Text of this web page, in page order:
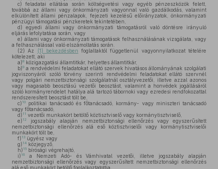
c) feladatai ellátása során költségvetési vagy egyéb pénzeszközök felett,
továbbá az állami vagy önkormányzati vagyonnal való gazdálkodás, valamint
elkülönített állami pénzalapok, fejezeti kezelésű előirányzatok, önkormányzati
pénzügyi támogatási pénzkeretek tekintetében,
d) egyedi állami vagy önkormányzati támogatásról való döntésre irányuló
eljárás lefolytatása során, vagy
e) állami vagy önkormányzati támogatások felhasználásának vizsgálata, vagy
a felhasználással való elszámoltatás során.
(2) Az (1) bekezdésben foglaltaktól függetlenül vagyonnyilatkozat tételére
kötelezett, aki
a)8 közigazgatási államtitkár, helyettes államtitkár,
b)9 a rendvédelmi feladatokat ellátó szervek hivatásos állományának szolgálati
jogviszonyáról szóló törvény szerinti rendvédelmi feladatokat ellátó szervnél
vagy polgári nemzetbiztonsági szolgálatnál osztályvezetői, illetve azzal azonos
vagy magasabb beosztású vezetői beosztást, valamint a honvédek jogállásáról
szóló kormányrendelet hatálya alá tartozó tábornoki vagy ezredesi rendfokozattal
rendszeresített beosztást tölt be,
c) 10
politikai tanácsadó és főtanácsadó, kormány- vagy miniszteri tanácsadó
vagy főtanácsadó,
d) 11 vezetői munkakört betöltő köztisztviselő vagy kormánytisztviselő,
e) 12
jogszabály alapján nemzetbiztonsági ellenőrzés vagy egyszerűsített
nemzetbiztonsági ellenőrzés alá eső köztisztviselői vagy kormánytisztviselői
munkakört tölt be,
f) 13 ügyész vagy
g) 14 közjegyző,
h) 15 bírósági végrehajtó,
i) 16
a Nemzeti Adó- és Vámhivatal vezetői, illetve jogszabály alapján
nemzetbiztonsági ellenőrzés vagy egyszerűsített nemzetbiztonsági ellenőrzés
alá eső munkakört betöltő foglalkoztatottja.